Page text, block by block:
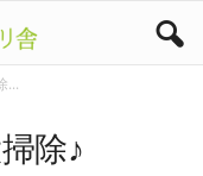
...
除♪